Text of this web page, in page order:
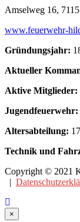
Amselweg 16,
www.feuerwehr-
Gründungsjahr:
Aktueller
Aktive Mitglieder:
Jugendfeuerwehr:
Altersabteilung:
Technik und
Copyright © 2021
|
×